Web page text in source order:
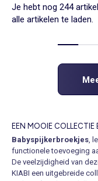
Je hebt nog 244
alle artikelen te laden.
EEN MOOIE COLLECTIE
Babyspijkerbroekjes ,
functionele toevoeging
De veelzijdigheid van
KIABI een uitgebreide